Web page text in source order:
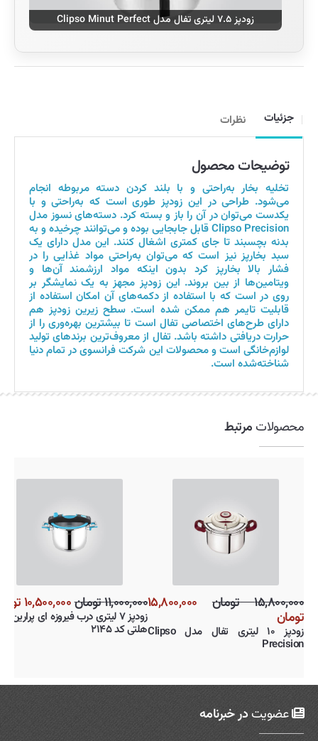
زودپز ۷.۵ لیتری تفال مدل Clipso Minut Perfect
جزئیات نظرات
توضیحات محصول
تخلیه بخار به‌راحتی و با بلند کردن دسته مربوطه انجام
می‌شود. طراحی در این زودپز طوری است که به‌راحتی و با
یکدست می‌توان در آن را باز و بسته کرد. دسته‌های نسوز مدل
Clipso Precision قابل جابجایی بوده و می‌توانند چرخیده و به
بدنه بچسبند تا جای کمتری اشغال کنند. این مدل دارای یک
سبد بخارپز نیز است که می‌توان به‌راحتی مواد غذایی را در
فشار بالا بخارپز کرد بدون اینکه مواد ارزشمند آن‌ها و
ویتامین‌ها از بین بروند. این زودپز مجهز به یک نمایشگر بر
روی در است که با استفاده از دکمه‌های آن امکان استفاده از
قابلیت تایمر هم ممکن شده است. سطح زیرین زودپز هم
دارای طرح‌های اختصاصی تفال است تا بیشترین بهره‌وری را از
حرارت دریافتی داشته باشد. تفال از معروف‌ترین برندهای تولید
لوازم‌خانگی است و محصولات این شرکت فرانسوی در تمام دنیا
شناخته‌شده است.
محصولات مرتبط
۱۱,۰۰۰,۰۰۰ تومان ۱۰,۵۰۰,۰۰۰ تومان
زودپز ۷ لیتری درب فیروزه ای
هلتی کد ۲۱۴۵
۱۵,۸۰۰,۰۰۰ تومان ۱۵,۸۰۰,۰۰۰
تومان
زودپز ۱۰ لیتری تفال مدل Clipso
Precision
عضویتدر خبرنامه